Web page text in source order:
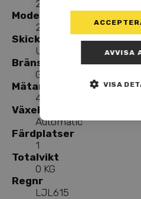
2019
Modellår
2019
Skick
Used
Bränsle
Gasoline
Mätarställning
455 KMT
Växellåda
Automatic
Färdplatser
1
Totalvikt
0 KG
Regnr
LJL615
AVVISA
VISA